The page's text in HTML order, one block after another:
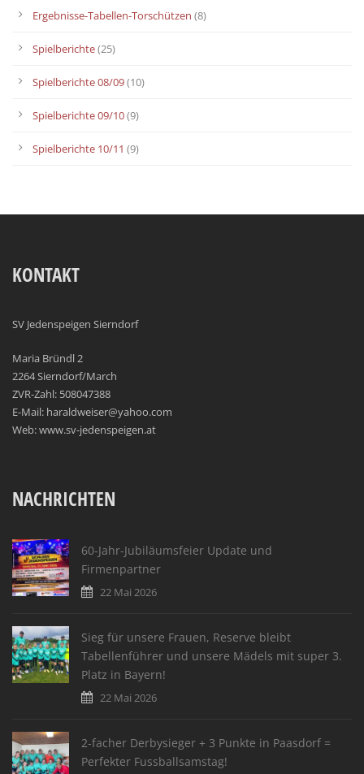
Ergebnisse-Tabellen-Torschützen (8)
Spielberichte(25)
Spielberichte 08/09(10)
Spielberichte 09/10(9)
Spielberichte 10/11 (9)
KONTAKT
SV Jedenspeigen Sierndorf
Maria Bründl 2
2264 Sierndorf/March
ZVR-Zahl: 508047388
E-Mail: haraldweiser@yahoo.com
Web: www.sv-jedenspeigen.at
NACHRICHTEN
60-Jahr-Jubiläumsfeier Update und
Firmenpartner
22 Mai 2026
Sieg für unsere Frauen, Reserve bleibt
Tabellenführer und unsere Mädels mit super 3.
Platz in Bayern!
22 Mai 2026
2-facher Derbysieger + 3 Punkte in Paasdorf =
Perfekter Fussballsamstag!